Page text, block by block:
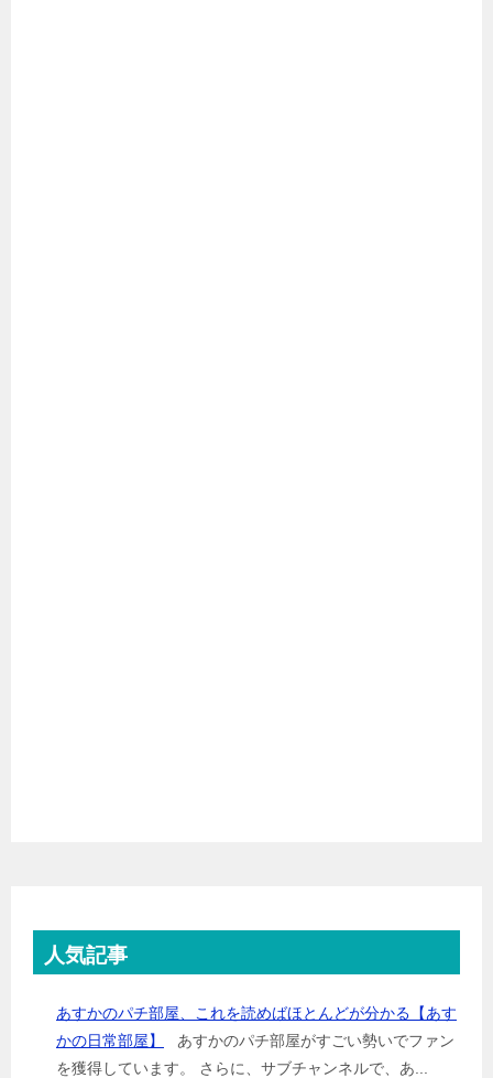
人気記事
あすかのパチ部屋、これを読めばほとんどが分かる【あす
かの日常部屋】
あすかのパチ部屋がすごい勢いでファン
を獲得しています。 さらに、サブチャンネルで、あ...